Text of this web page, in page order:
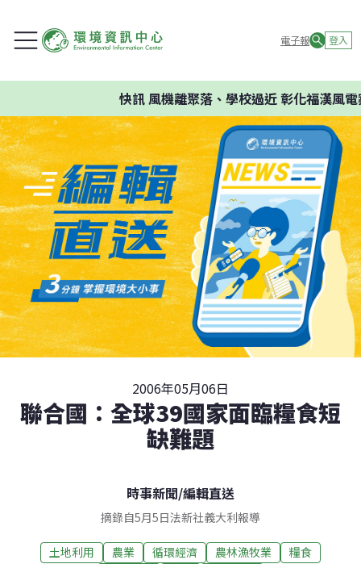
電子報 登入
快訊風機離聚落、學校過近 彰化福漢風電
2006年05月06日
聯合國：全球39國家面臨糧食短
缺難題
時事新聞/編輯直送
摘錄自5月5日法新社義大利報導
土地利用 農業 循環經濟 農林漁牧業
糧食